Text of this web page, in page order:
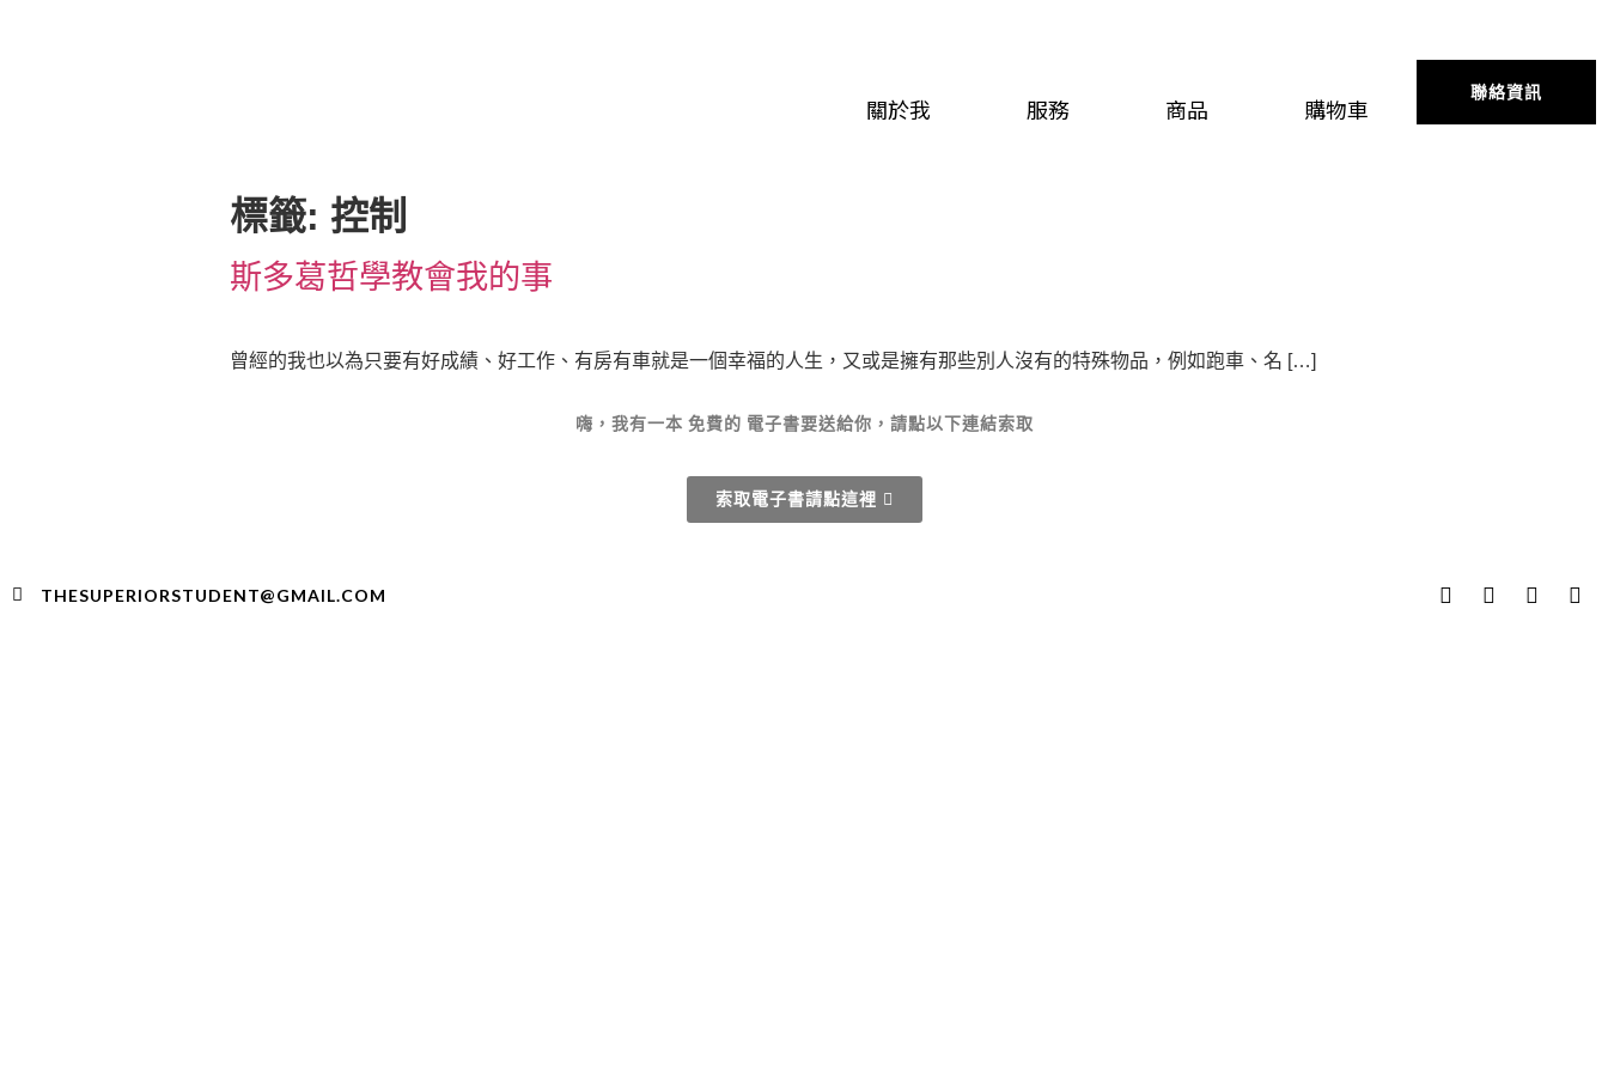
關於我 服務 商品 購物車
聯絡資訊
標籤: 控制
斯多葛哲學教會我的事
曾經的我也以為只要有好成績、好工作、有房有車就是一個幸福的人生，又或是擁有那些別人沒有的特殊物品，例如跑車、名 […]
嗨，我有一本 免費的 電子書要送給你，請點以下連結索取
索取電子書請點這裡
THESUPERIORSTUDENT@GMAIL.COM